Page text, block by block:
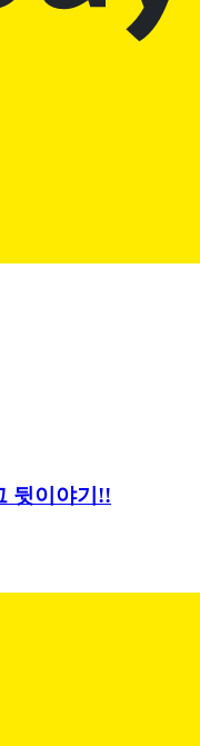
뒷이야기!!